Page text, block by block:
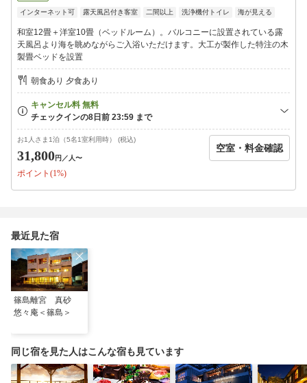
【大浴場／貸切風呂】
展望風呂「万景の湯」・1階「うぐいすの湯」
夕 15:00〜21:00
朝 6:30〜9:30
21時以降は45分毎の貸切風呂
【送迎・荷物預かりサービス】
■篠島港までの送迎：14時半以降
（要事前相談）
■チェックイン前の荷物預かり可能
（持込みのみ）
【駐車場】
【名鉄海上観光船10％OFF】
当プランにてご予約・ご宿泊の方限定で、日間賀島や篠島へ行く
名鉄海上観光船の往復乗船料が10％オフになります。
河和港乗船センター、及び師崎港観光センターのチケット売り場
にて
本プランの予約を証明できるもの、予約通知メールあるいは予約
ているようお願いします。
※急行料金は割引対象外
インターネット可 露天風呂付き客室 二間以上 洗浄機付トイレ 海が見える
和室12畳＋洋室10畳（ベッドルーム）。バルコニーに設置されている露
天風呂より海を眺めながらご入浴いただけます。大工が製作した特注の木
製畳ベッドを設置
朝食あり 夕食あり
お1人さま1泊（5名1室利用時） (税込)
31,800円 ／人〜
ポイント(1%)
空室・料金確認
最近見た宿
篠島離宮 真砂
悠々庵＜篠島＞
同じ宿を見た人はこんな宿も見ています